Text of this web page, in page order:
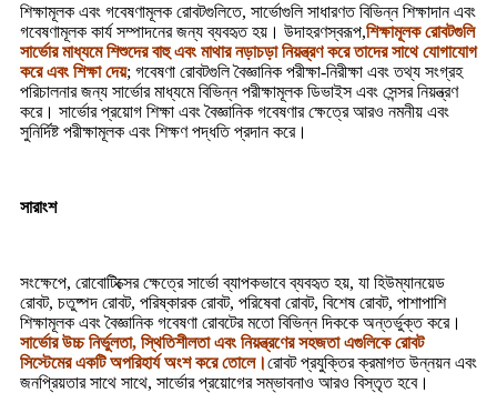
শিক্ষামূলক এবং গবেষণামূলক রোবটগুলিতে, সার্ভোগুলি সাধারণত বিভিন্ন শিক্ষাদান এবং
গবেষণামূলক কার্য সম্পাদনের জন্য ব্যবহৃত হয়। উদাহরণস্বরূপ,শিক্ষামূলক রোবটগুলি
সার্ভোর মাধ্যমে শিশুদের বাহু এবং মাথার নড়াচড়া নিয়ন্ত্রণ করে তাদের সাথে যোগাযোগ
করে এবং শিক্ষা দেয়; গবেষণা রোবটগুলি বৈজ্ঞানিক পরীক্ষা-নিরীক্ষা এবং তথ্য সংগ্রহ
পরিচালনার জন্য সার্ভোর মাধ্যমে বিভিন্ন পরীক্ষামূলক ডিভাইস এবং সেন্সর নিয়ন্ত্রণ
করে। সার্ভোর প্রয়োগ শিক্ষা এবং বৈজ্ঞানিক গবেষণার ক্ষেত্রে আরও নমনীয় এবং
সুনির্দিষ্ট পরীক্ষামূলক এবং শিক্ষণ পদ্ধতি প্রদান করে।
সারাংশ
সংক্ষেপে, রোবোটিক্সের ক্ষেত্রে সার্ভো ব্যাপকভাবে ব্যবহৃত হয়, যা হিউম্যানয়েড
রোবট, চতুষ্পদ রোবট, পরিষ্কারক রোবট, পরিষেবা রোবট, বিশেষ রোবট, পাশাপাশি
শিক্ষামূলক এবং বৈজ্ঞানিক গবেষণা রোবটের মতো বিভিন্ন দিককে অন্তর্ভুক্ত করে।
সার্ভোর উচ্চ নির্ভুলতা, স্থিতিশীলতা এবং নিয়ন্ত্রণের সহজতা এগুলিকে রোবট
সিস্টেমের একটি অপরিহার্য অংশ করে তোলে।রোবট প্রযুক্তির ক্রমাগত উন্নয়ন এবং
জনপ্রিয়তার সাথে সাথে, সার্ভোর প্রয়োগের সম্ভাবনাও আরও বিস্তৃত হবে।